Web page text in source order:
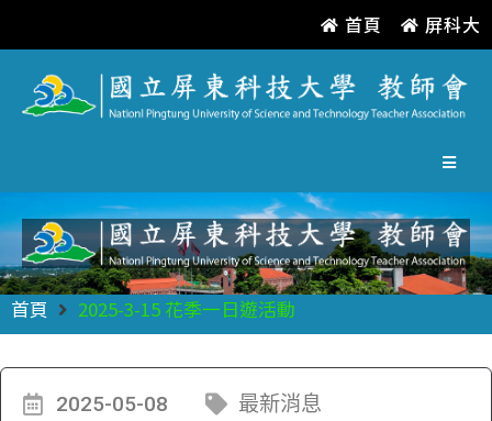
首頁 屏科大
首頁 2025-3-15 花季一日遊活動
2025-05-08 最新消息